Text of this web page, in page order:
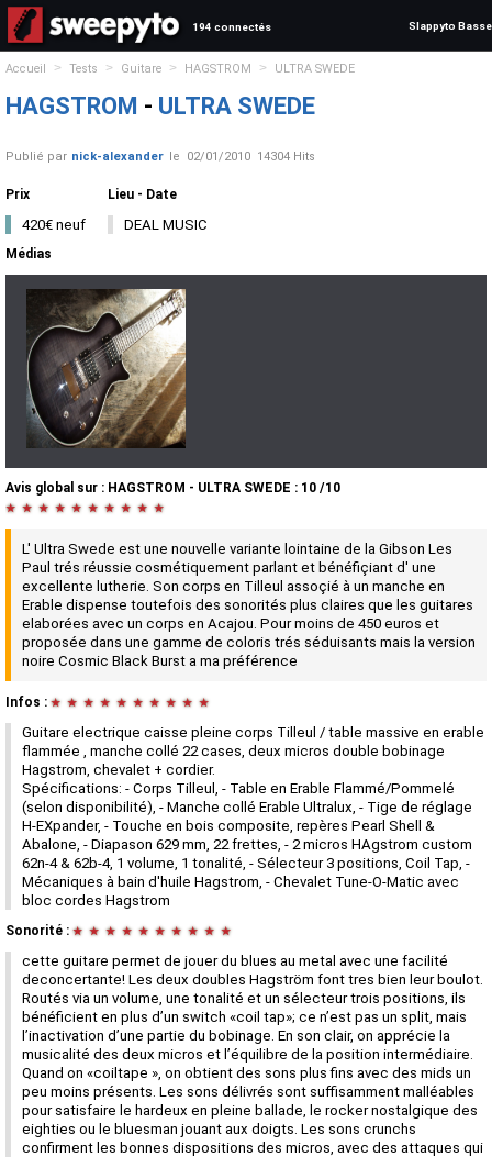
194 connectés Slappyto Basse
Accueil > Tests > Guitare > HAGSTROM > ULTRA SWEDE
HAGSTROM - ULTRA SWEDE
Publié par nick-alexander le 02/01/2010 14304 Hits
Prix
420€ neuf
Lieu - Date
DEAL MUSIC
Médias
Avis global sur : HAGSTROM - ULTRA SWEDE : 10 /10
★ ★ ★ ★ ★ ★ ★ ★ ★ ★
L' Ultra Swede est une nouvelle variante lointaine de la Gibson Les
Paul trés réussie cosmétiquement parlant et bénéfiçiant d' une
excellente lutherie. Son corps en Tilleul assoçié à un manche en
Erable dispense toutefois des sonorités plus claires que les guitares
elaborées avec un corps en Acajou. Pour moins de 450 euros et
proposée dans une gamme de coloris trés séduisants mais la version
noire Cosmic Black Burst a ma préférence
Infos : ★ ★ ★ ★ ★ ★ ★ ★ ★ ★
Guitare electrique caisse pleine corps Tilleul / table massive en erable
flammée , manche collé 22 cases, deux micros double bobinage
Hagstrom, chevalet + cordier.
Spécifications: - Corps Tilleul, - Table en Erable Flammé/Pommelé
(selon disponibilité), - Manche collé Erable Ultralux, - Tige de réglage
H-EXpander, - Touche en bois composite, repères Pearl Shell &
Abalone, - Diapason 629 mm, 22 frettes, - 2 micros HAgstrom custom
62n-4 & 62b-4, 1 volume, 1 tonalité, - Sélecteur 3 positions, Coil Tap, -
Mécaniques à bain d'huile Hagstrom, - Chevalet Tune-O-Matic avec
bloc cordes Hagstrom
Sonorité : ★ ★ ★ ★ ★ ★ ★ ★ ★ ★
cette guitare permet de jouer du blues au metal avec une facilité
deconcertante! Les deux doubles Hagström font tres bien leur boulot.
Routés via un volume, une tonalité et un sélecteur trois positions, ils
bénéficient en plus d’un switch «coil tap»; ce n’est pas un split, mais
l’inactivation d’une partie du bobinage. En son clair, on apprécie la
musicalité des deux micros et l’équilibre de la position intermédiaire.
Quand on «coiltape », on obtient des sons plus fins avec des mids un
peu moins présents. Les sons délivrés sont suffisamment malléables
pour satisfaire le hardeux en pleine ballade, le rocker nostalgique des
eighties ou le bluesman jouant aux doigts. Les sons crunchs
confirment les bonnes dispositions des micros, avec des attaques qui